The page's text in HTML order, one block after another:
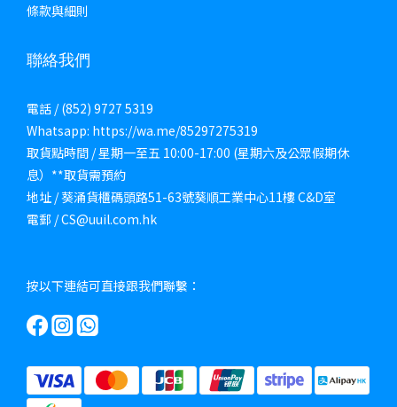
條款與細則
聯絡我們
電話 / (852) 9727 5319
Whatsapp: https://wa.me/85297275319
取貨點時間 / 星期一至五 10:00-17:00 (星期六及公眾假期休
息）**取貨需預約
地址 / 葵涌貨櫃碼頭路51-63號葵順工業中心11樓 C&D室
電郵 / CS@uuil.com.hk
按以下連結可直接跟我們聯繫：